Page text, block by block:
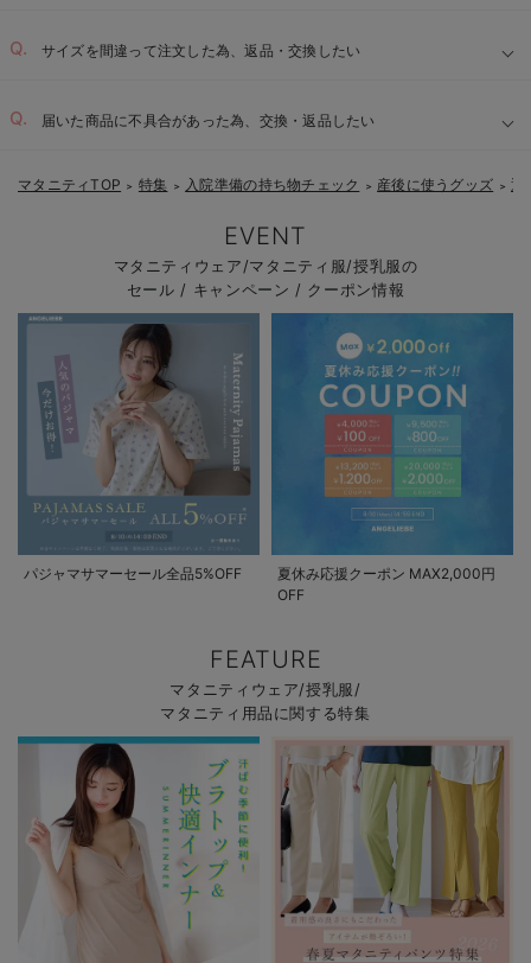
サイズを間違って注文した為、返品・交換したい
届いた商品に不具合があった為、交換・返品したい
マタニティTOP ＞ 特集 ＞ 入院準備の持ち物チェック ＞ 産後に使うグッズ ＞ 退
EVENT
マタニティウェア/マタニティ服/授乳服の
セール / キャンペーン / クーポン情報
パジャマサマーセール全品5%OFF
夏休み応援クーポン MAX2,000円
OFF
FEATURE
マタニティウェア/授乳服/
マタニティ用品に関する特集